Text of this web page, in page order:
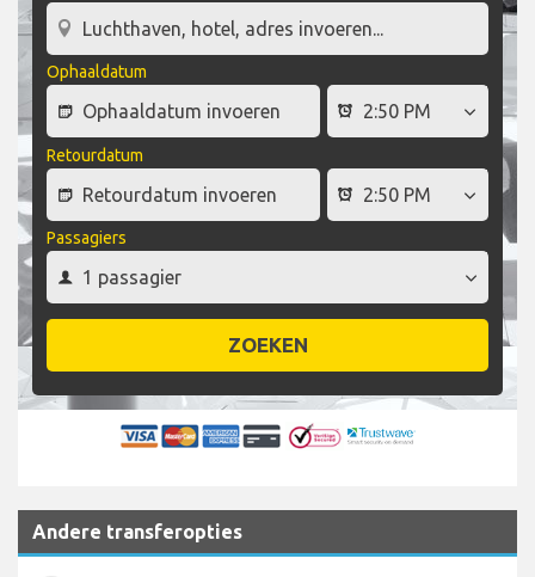
Ophaaldatum
Retourdatum
Passagiers
ZOEKEN
Andere transferopties